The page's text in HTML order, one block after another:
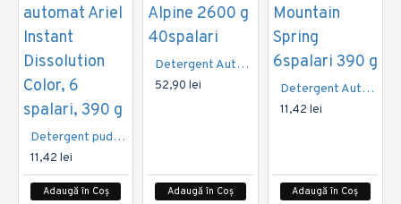
Detergent pudra automat Ariel Instant Dissolution Color, 6 spalari, 390 g
11,42 lei
Adaugă în Coș
Detergent Automat Ariel Alpine 2600 g 40spalari
52,90 lei
Adaugă în Coș
Detergent Automat Ariel Mountain Spring 6spalari 390 g
11,42 lei
Adaugă în Coș